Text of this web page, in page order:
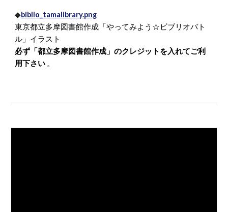
◆biblio_tamalibrary.png
東京都立多摩図書館作成「やってみよう☆ビブリオバト
ル」イラスト
必ず「都立多摩図書館作成」のクレジットを入れてご利
用下さい 。